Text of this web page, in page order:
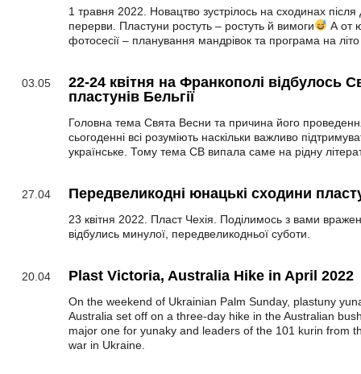
1 травня 2022. Новацтво зустрілось на сходинах
перерви. Пластуни ростуть – ростуть й вимоги
А от
фотосесії – планування мандрівок та програма на
03.05
22-24 квітня на Франкополі відбулось
пластунів Бельгії
Головна тема Свята Весни та причина його
сьогоденні всі розуміють наскільки важливо
українське. Тому тема СВ випала саме на рідну
27.04 Передвеликодні юнацькі сходини
23 квітня 2022. Пласт Чехія. Поділимось з вами
відбулись минулої, передвеликодньої суботи.
20.04 Plast Victoria, Australia Hike in April 2022
On the weekend of Ukrainian Palm Sunday, plastuny
Australia set off on a three-day hike in the Australian
major one for yunaky and leaders of the 101 kurin from
war in Ukraine.